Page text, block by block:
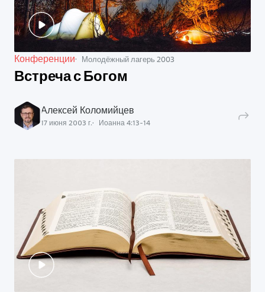
Конференции Молодёжный лагерь 2003
Встреча с Богом
Алексей Коломийцев
17 июня 2003 г. Иоанна 4:13-14